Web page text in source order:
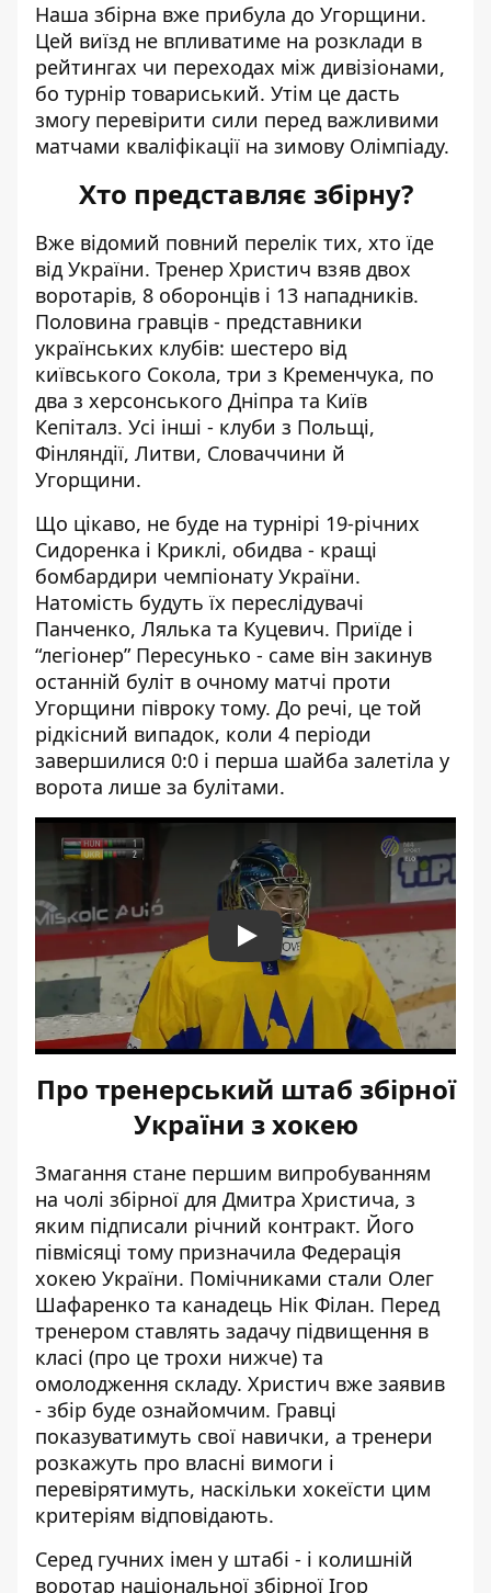
Наша збірна вже прибула до Угорщини.
Цей виїзд не впливатиме на розклади в
рейтингах чи переходах між дивізіонами,
бо турнір товариський. Утім це дасть
змогу перевірити сили перед важливими
матчами кваліфікації на зимову Олімпіаду.
Хто представляє збірну?
Вже відомий повний перелік тих, хто їде
від України. Тренер Христич взяв двох
воротарів, 8 оборонців і 13 нападників.
Половина гравців - представники
українських клубів: шестеро від
київського Сокола, три з Кременчука, по
два з херсонського Дніпра та Київ
Кепіталз. Усі інші - клуби з Польщі,
Фінляндії, Литви, Словаччини й
Угорщини.
Що цікаво, не буде на турнірі 19-річних
Сидоренка і Криклі, обидва - кращі
бомбардири чемпіонату України.
Натомість будуть їх переслідувачі
Панченко, Лялька та Куцевич. Приїде і
“легіонер” Пересунько - саме він закинув
останній буліт в очному матчі проти
Угорщини півроку тому. До речі, це той
рідкісний випадок, коли 4 періоди
завершилися 0:0 і перша шайба залетіла у
ворота лише за булітами.
Play
Про тренерський штаб збірної
України з хокею
Змагання стане першим випробуванням
на чолі збірної для Дмитра Христича, з
яким підписали річний контракт. Його
півмісяці тому призначила Федерація
хокею України. Помічниками стали Олег
Шафаренко та канадець Нік Філан. Перед
тренером ставлять задачу підвищення в
класі (про це трохи нижче) та
омолодження складу. Христич вже заявив
- збір буде ознайомчим. Гравці
показуватимуть свої навички, а тренери
розкажуть про власні вимоги і
перевірятимуть, наскільки хокеїсти цим
критеріям відповідають.
Серед гучних імен у штабі - і колишній
воротар національної збірної Ігор